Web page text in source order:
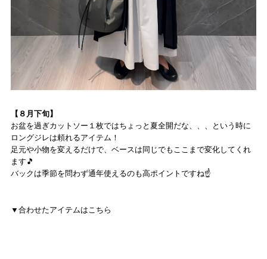
【８月下旬】
お盆を過ぎカットソー１枚ではちょっと夏全開だな、、、という時に
ロングジレは頼れるアイテム！
足元や小物を変えるだけで、ベースは同じでもここまで変化してくれ
ます🎵
バックは季節を問わず通年使えるのも高ポイントですね☝️
▼合わせたアイテムはこちら